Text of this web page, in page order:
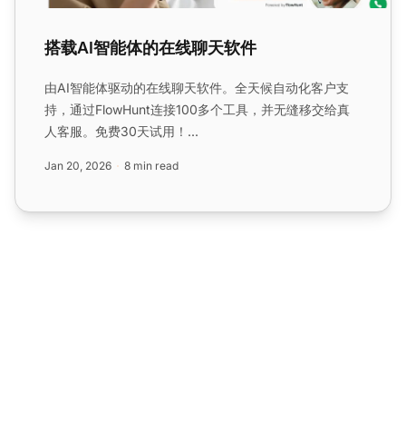
搭载AI智能体的在线聊天软件
由AI智能体驱动的在线聊天软件。全天候自动化客户支
持，通过FlowHunt连接100多个工具，并无缝移交给真
人客服。免费30天试用！...
Jan 20, 2026 8 min read